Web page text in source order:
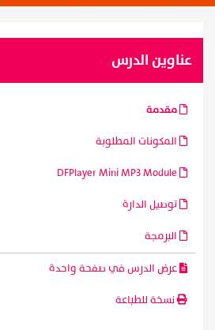
عناوين الدرس
مقدمة
المكونات المطلوبة
توصيل الدارة
البرمجة
عرض الدرس في صفحة واحدة
نسخة للطباعة